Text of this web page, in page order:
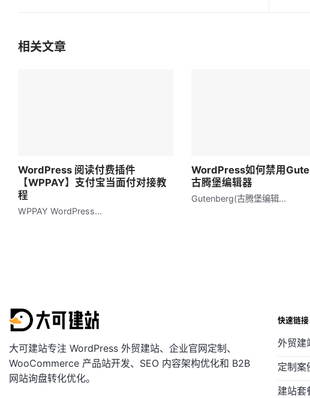
相关文章
WordPress 阅读付费插件
【WPPAY】支付宝当面付对接教
程
WPPAY WordPress...
WordPress如何禁用
古腾堡编辑器
Gutenberg(古腾堡编辑...
大可建站专注 WordPress 外贸建站、企业官网定制、
WooCommerce 产品站开发、SEO 内容架构优化和 B2B
网站询盘转化优化。
快速链接
外贸建
定制案
建站套